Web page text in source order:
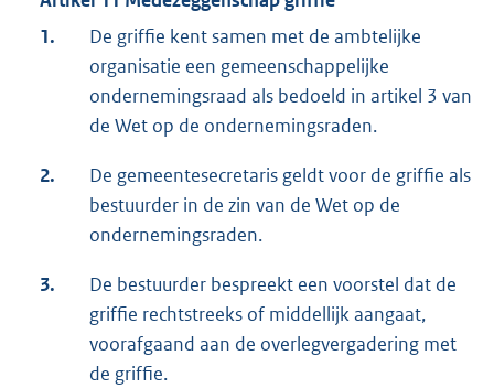
1.
De griffie kent samen met de ambtelijke
organisatie een gemeenschappelijke
ondernemingsraad als bedoeld in artikel 3 van
de Wet op de ondernemingsraden.
2.
De gemeentesecretaris geldt voor de griffie als
bestuurder in de zin van de Wet op de
ondernemingsraden.
3.
De bestuurder bespreekt een voorstel dat de
griffie rechtstreeks of middellijk aangaat,
voorafgaand aan de overlegvergadering met
de griffie.